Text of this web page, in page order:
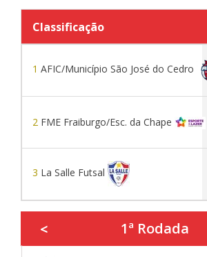
Classificação
1 AFIC/Município São José do Cedro
2 FME Fraiburgo/Esc. da Chape
3 La Salle Futsal
< 1ª Rodada